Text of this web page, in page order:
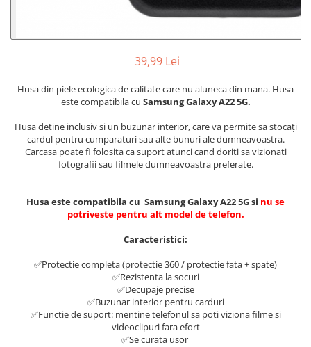
39,99 Lei
Husa din piele ecologica de calitate care nu aluneca din mana. Husa
este compatibila cu Samsung Galaxy A22 5G.
Husa detine inclusiv si un buzunar interior, care va permite sa stocați
cardul pentru cumparaturi sau alte bunuri ale dumneavoastra.
Carcasa poate fi folosita ca suport atunci cand doriti sa vizionati
fotografii sau filmele dumneavoastra preferate.
Husa este compatibila cu Samsung Galaxy A22 5G si nu se
potriveste pentru alt model de telefon.
Caracteristici:
✅Protectie completa (protectie 360 / protectie fata + spate)
✅Rezistenta la socuri
✅Decupaje precise
✅Buzunar interior pentru carduri
✅Functie de suport: mentine telefonul sa poti viziona filme si
videoclipuri fara efort
✅Se curata usor